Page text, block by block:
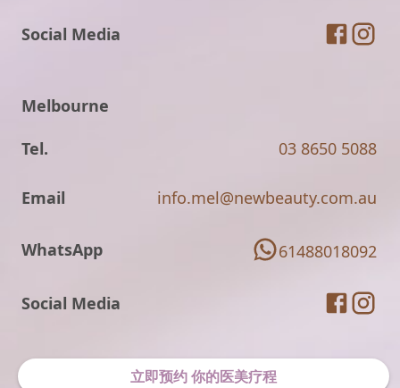
Social Media
Melbourne
Tel.
03 8650 5088
Email info.mel@newbeauty.com.au
WhatsApp 61488018092
Social Media
立即预约 你的医美疗程